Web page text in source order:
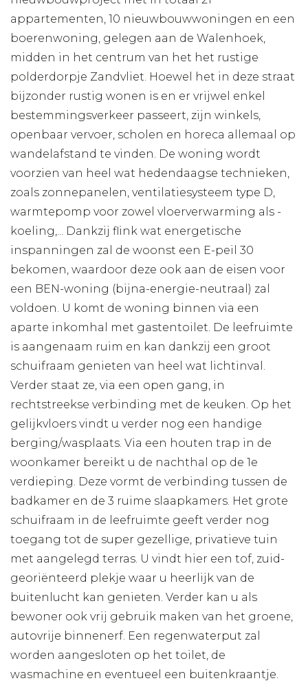
appartementen, 10 nieuwbouwwoningen en een
boerenwoning, gelegen aan de Walenhoek,
midden in het centrum van het het rustige
polderdorpje Zandvliet. Hoewel het in deze straat
bijzonder rustig wonen is en er vrijwel enkel
bestemmingsverkeer passeert, zijn winkels,
openbaar vervoer, scholen en horeca allemaal op
wandelafstand te vinden. De woning wordt
voorzien van heel wat hedendaagse technieken,
zoals zonnepanelen, ventilatiesysteem type D,
warmtepomp voor zowel vloerverwarming als -
koeling,... Dankzij flink wat energetische
inspanningen zal de woonst een E-peil 30
bekomen, waardoor deze ook aan de eisen voor
een BEN-woning (bijna-energie-neutraal) zal
voldoen. U komt de woning binnen via een
aparte inkomhal met gastentoilet. De leefruimte
is aangenaam ruim en kan dankzij een groot
schuifraam genieten van heel wat lichtinval.
Verder staat ze, via een open gang, in
rechtstreekse verbinding met de keuken. Op het
gelijkvloers vindt u verder nog een handige
berging/wasplaats. Via een houten trap in de
woonkamer bereikt u de nachthal op de 1e
verdieping. Deze vormt de verbinding tussen de
badkamer en de 3 ruime slaapkamers. Het grote
schuifraam in de leefruimte geeft verder nog
toegang tot de super gezellige, privatieve tuin
met aangelegd terras. U vindt hier een tof, zuid-
georiënteerd plekje waar u heerlijk van de
buitenlucht kan genieten. Verder kan u als
bewoner ook vrij gebruik maken van het groene,
autovrije binnenerf. Een regenwaterput zal
worden aangesloten op het toilet, de
wasmachine en eventueel een buitenkraantje.